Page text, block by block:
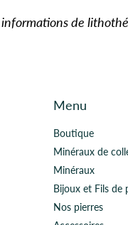
informations de
Menu
Boutique
Minéraux de
Minéraux
Bijoux et Fils de
Nos pierres